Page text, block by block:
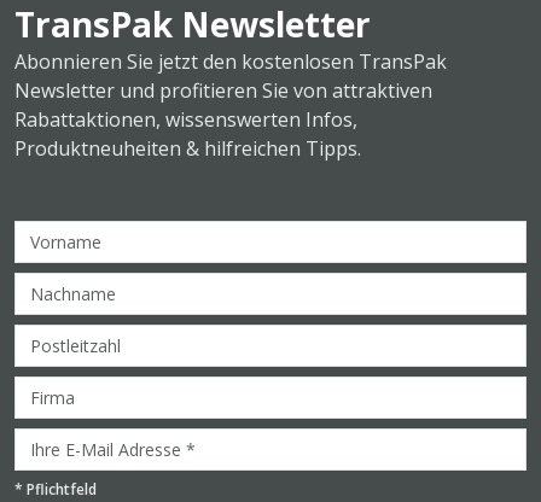
TransPak Newsletter
Abonnieren Sie jetzt den kostenlosen TransPak
Newsletter und profitieren Sie von attraktiven
Rabattaktionen, wissenswerten Infos,
Produktneuheiten & hilfreichen Tipps.
* Pflichtfeld